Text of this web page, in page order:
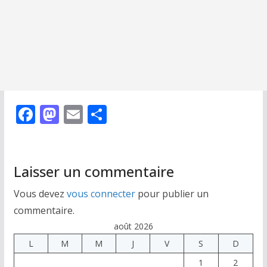
F
b
o
o
k
M
d
o
n
E
l
P
g
er
Laisser un commentaire
Vous devez vous connecterpour publier un
commentaire.
août 2026
L
M M J V S
D
1
2